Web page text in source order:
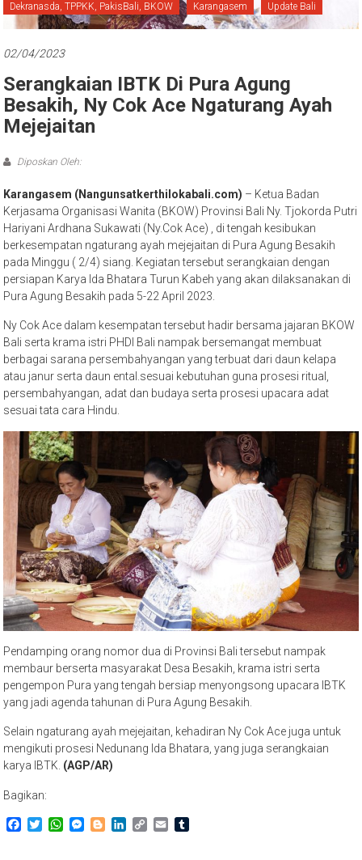
Bali
Dekranasda, TPPKK, PakisBali, BKOW Karangasem Update Bali
02/04/2023
Serangkaian IBTK Di Pura Agung
Besakih, Ny Cok Ace Ngaturang Ayah
Mejejaitan
Diposkan Oleh:
Karangasem (Nangunsatkerthilokabali.com) – Ketua Badan
Kerjasama Organisasi Wanita (BKOW) Provinsi Bali Ny. Tjokorda Putri
Hariyani Ardhana Sukawati (Ny.Cok Ace) , di tengah kesibukan
berkesempatan ngaturang ayah mejejaitan di Pura Agung Besakih
pada Minggu ( 2/4) siang. Kegiatan tersebut serangkaian dengan
persiapan Karya Ida Bhatara Turun Kabeh yang akan dilaksanakan di
Pura Agung Besakih pada 5-22 April 2023.
Ny Cok Ace dalam kesempatan tersebut hadir bersama jajaran BKOW
Bali serta krama istri PHDI Bali nampak bersemangat membuat
berbagai sarana persembahyangan yang terbuat dari daun kelapa
atau janur serta daun ental.sesuai kebutuhan guna prosesi ritual,
persembahyangan, adat dan budaya serta prosesi upacara adat
sesuai tata cara Hindu.
Pendamping orang nomor dua di Provinsi Bali tersebut nampak
membaur berserta masyarakat Desa Besakih, krama istri serta
pengempon Pura yang tengah bersiap menyongsong upacara IBTK
yang jadi agenda tahunan di Pura Agung Besakih.
Selain ngaturang ayah mejejaitan, kehadiran Ny Cok Ace juga untuk
mengikuti prosesi Nedunang Ida Bhatara, yang juga serangkaian
karya IBTK. (AGP/AR)
Bagikan:
Facebook
TwitterWhatsApp
Messenger
BloggerLinkedIn
CopyEmail